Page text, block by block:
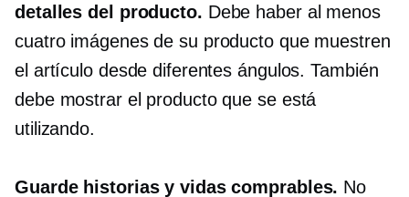
detalles del producto. Debe haber al menos
cuatro imágenes de su producto que muestren
el artículo desde diferentes ángulos. También
debe mostrar el producto que se está
utilizando.
Guarde historias y vidas comprables. No